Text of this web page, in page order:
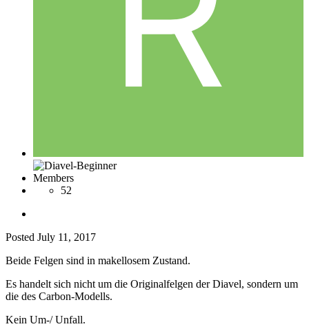
Members
52
Posted July 11, 2017
Beide Felgen sind in makellosem Zustand.
Es handelt sich nicht um die Originalfelgen der Diavel, sondern um
die des Carbon-Modells.
Kein Um-/ Unfall.